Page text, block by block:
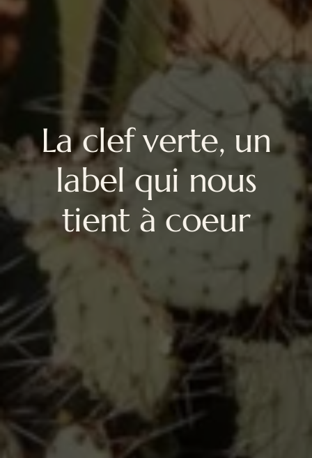
La clef verte, un
label qui nous
tient à coeur